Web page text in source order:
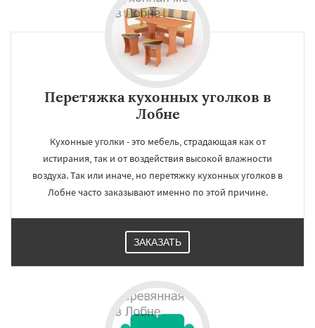
Перетяжка кухонных уголков в
Лобне
Кухонные уголки - это мебель, страдающая как от
истирания, так и от воздействия высокой влажности
воздуха. Так или иначе, но перетяжку кухонных уголков в
Лобне часто заказывают именно по этой причине.
ЗАКАЗАТЬ